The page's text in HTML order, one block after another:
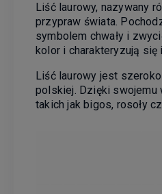
Liść laurowy, nazywany
przypraw świata.
symbolem chwały i
kolor i charakteryzują się
Liść laurowy jest
polskiej. Dzięki swojemu
takich jak bigos, rosoły